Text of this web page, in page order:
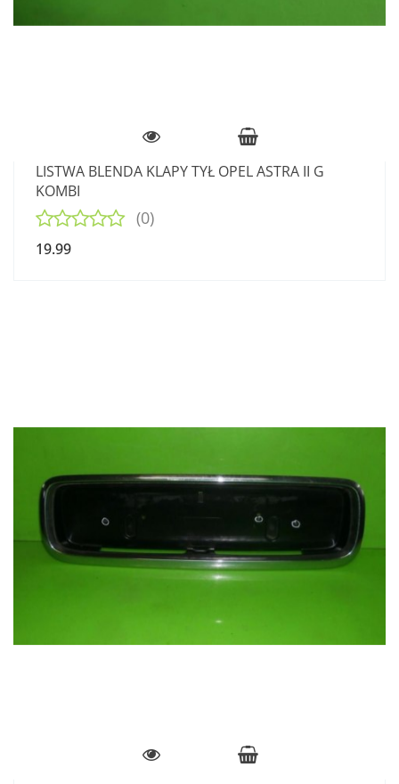
LISTWA BLENDA KLAPY TYŁ OPEL ASTRA II G
KOMBI
(0)
19.99